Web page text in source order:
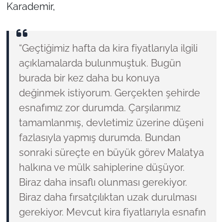
Karademir,
“Geçtiğimiz hafta da kira fiyatlarıyla ilgili
açıklamalarda bulunmuştuk. Bugün
burada bir kez daha bu konuya
değinmek istiyorum. Gerçekten şehirde
esnafımız zor durumda. Çarşılarımız
tamamlanmış, devletimiz üzerine düşeni
fazlasıyla yapmış durumda. Bundan
sonraki süreçte en büyük görev Malatya
halkına ve mülk sahiplerine düşüyor.
Biraz daha insaflı olunması gerekiyor.
Biraz daha fırsatçılıktan uzak durulması
gerekiyor. Mevcut kira fiyatlarıyla esnafın